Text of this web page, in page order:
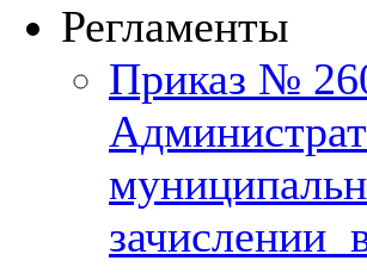
Регламенты
Приказ №
зачислении